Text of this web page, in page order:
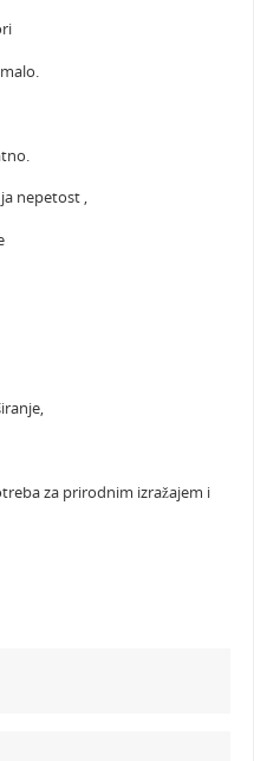
nepetost ,
za prirodnim izražajem i